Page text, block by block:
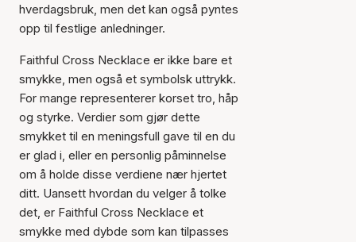
Varen er lagt til i
handlekurven
hverdagsbruk, men det kan også pyntes
opp til festlige anledninger.
Faithful Cross Necklace er ikke bare et
smykke, men også et symbolsk uttrykk.
For mange representerer korset tro, håp
og styrke. Verdier som gjør dette
smykket til en meningsfull gave til en du
er glad i, eller en personlig påminnelse
om å holde disse verdiene nær hjertet
ditt. Uansett hvordan du velger å tolke
det, er Faithful Cross Necklace et
smykke med dybde som kan tilpasses